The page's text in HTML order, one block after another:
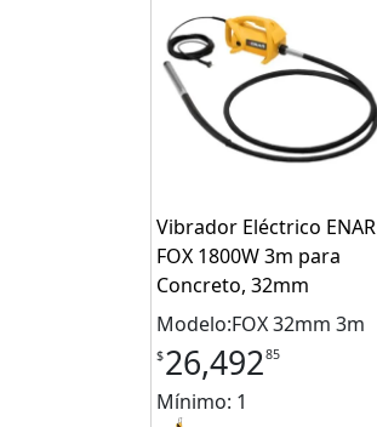
Vibrador Eléctrico ENAR
FOX 1800W 3m para
Concreto, 32mm
Modelo:FOX 32mm 3m
$26,49285
Mínimo: 1